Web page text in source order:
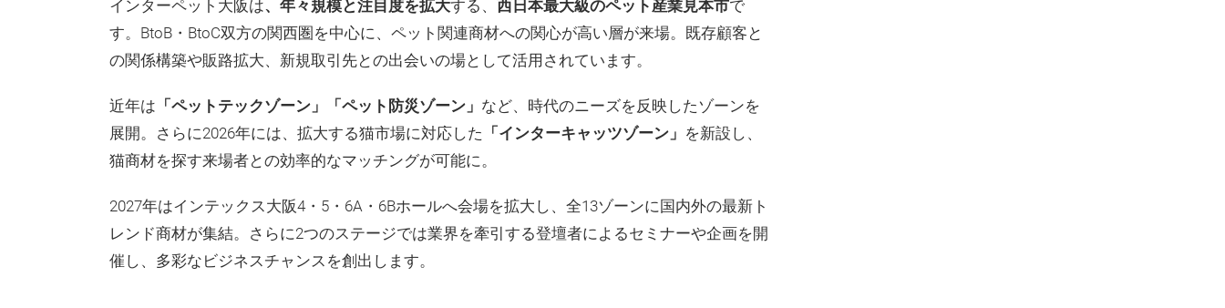
インターペット大阪は、年々規模と注目度を拡大する、 西日本最大級のペット産業見本市で
す。BtoB・BtoC双方の関西圏を中心に、ペット関連商材への関心が高い層が来場。既存顧客と
の関係構築や販路拡大、新規取引先との出会いの場として活用されています。
近年は 「ペットテックゾーン」「ペット防災ゾーン」 など、時代のニーズを反映したゾーンを
展開。さらに2026年には、拡大する猫市場に対応した
「インターキャッツゾーン」 を新設し、
猫商材を探す来場者との効率的なマッチングが可能に。
2027年はインテックス大阪4・5・6A・6Bホールへ会場を拡大し、全13ゾーンに国内外の最新ト
レンド商材が集結。さらに2つのステージでは業界を牽引する登壇者によるセミナーや企画を開
催し、多彩なビジネスチャンスを創出します。